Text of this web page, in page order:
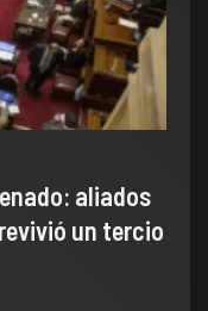
aliados
un tercio